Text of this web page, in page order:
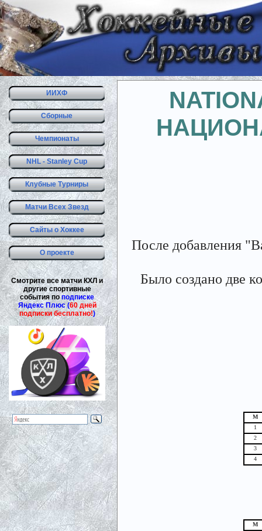
ИИХФ
Сборные
Чемпионаты
NHL - Stanley Cup
Клубные Турниры
Матчи Всех Звезд
Сайты о Хоккее
О проекте
Смотрите все матчи КХЛ и
другие спортивные
события поподписке
Яндекс Плюс (60 дней
подписки бесплатно!)
После добавления
Было создано две
М
1
2
3
4
М